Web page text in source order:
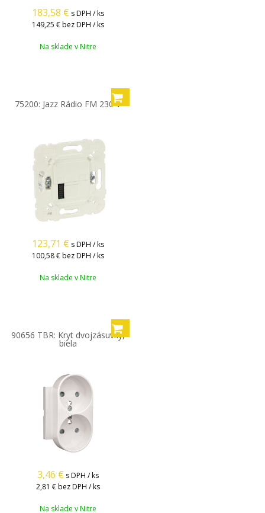
183,58 € s DPH / ks
149,25 € bez DPH / ks
Na sklade v Nitre
75200: Jazz Rádio FM 230 V
123,71 € s DPH / ks
100,58 € bez DPH / ks
Na sklade v Nitre
90656 TBR: Kryt dvojzásuvky,
biela
3,46 € s DPH / ks
2,81 € bez DPH / ks
Na sklade v Nitre